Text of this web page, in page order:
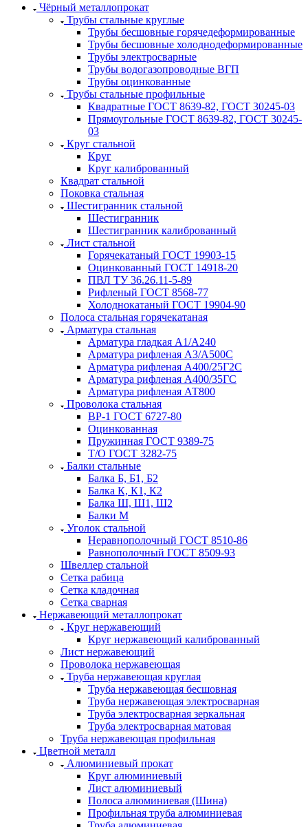
Чёрный металлопрокат
Трубы стальные круглые
Трубы бесшовные горячедеформированные
Трубы бесшовные холоднодеформированные
Трубы электросварные
Трубы водогазопроводные ВГП
Трубы оцинкованные
Трубы стальные профильные
Квадратные ГОСТ 8639-82, ГОСТ 30245-03
Прямоугольные ГОСТ 8639-82, ГОСТ 30245-
03
Круг стальной
Круг
Круг калиброванный
Квадрат стальной
Поковка стальная
Шестигранник стальной
Шестигранник
Шестигранник калиброванный
Лист стальной
Горячекатаный ГОСТ 19903-15
Оцинкованный ГОСТ 14918-20
ПВЛ ТУ 36.26.11-5-89
Рифленый ГОСТ 8568-77
Холоднокатаный ГОСТ 19904-90
Полоса стальная горячекатаная
Арматура стальная
Арматура гладкая А1/А240
Арматура рифленая А3/А500С
Арматура рифленая А400/25Г2С
Арматура рифленая А400/35ГС
Арматура рифленая АТ800
Проволока стальная
ВР-1 ГОСТ 6727-80
Оцинкованная
Пружинная ГОСТ 9389-75
Т/О ГОСТ 3282-75
Балки стальные
Балка Б, Б1, Б2
Балка К, К1, К2
Балка Ш, Ш1, Ш2
Балки М
Уголок стальной
Неравнополочный ГОСТ 8510-86
Равнополочный ГОСТ 8509-93
Швеллер стальной
Сетка рабица
Сетка кладочная
Сетка сварная
Нержавеющий металлопрокат
Круг нержавеющий
Круг нержавеющий калиброванный
Лист нержавеющий
Проволока нержавеющая
Труба нержавеющая круглая
Труба нержавеющая бесшовная
Труба нержавеющая электросварная
Труба электросварная зеркальная
Труба электросварная матовая
Труба нержавеющая профильная
Цветной металл
Алюминиевый прокат
Круг алюминиевый
Лист алюминиевый
Полоса алюминиевая (Шина)
Профильная труба алюминиевая